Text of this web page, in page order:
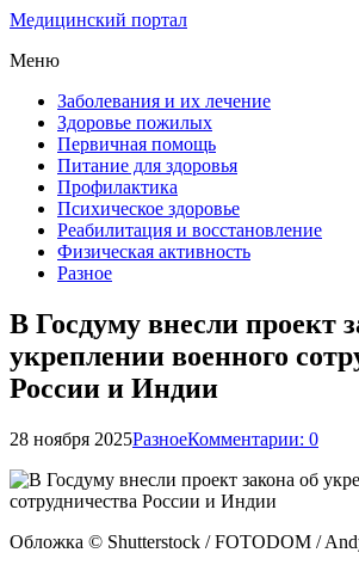
Медицинский портал
Меню
Заболевания и их лечение
Здоровье пожилых
Первичная помощь
Питание для здоровья
Профилактика
Психическое здоровье
Реабилитация и восстановление
Физическая активность
Разное
В Госдуму внесли проект
укреплении военного
России и Индии
28 ноября 2025РазноеКомментарии: 0
Обложка © Shutterstock / FOTODOM /